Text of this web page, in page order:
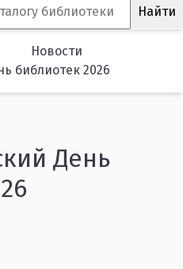
Новости
библиотек 2026
День